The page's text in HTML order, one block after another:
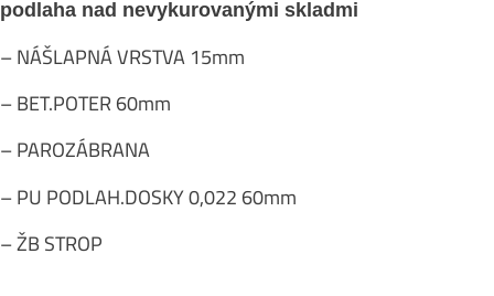
podlaha nad nevykurovanými skladmi
– NÁŠLAPNÁ VRSTVA 15mm
– BET.POTER 60mm
– PAROZÁBRANA
– PU PODLAH.DOSKY 0,022 60mm
– ŽB STROP